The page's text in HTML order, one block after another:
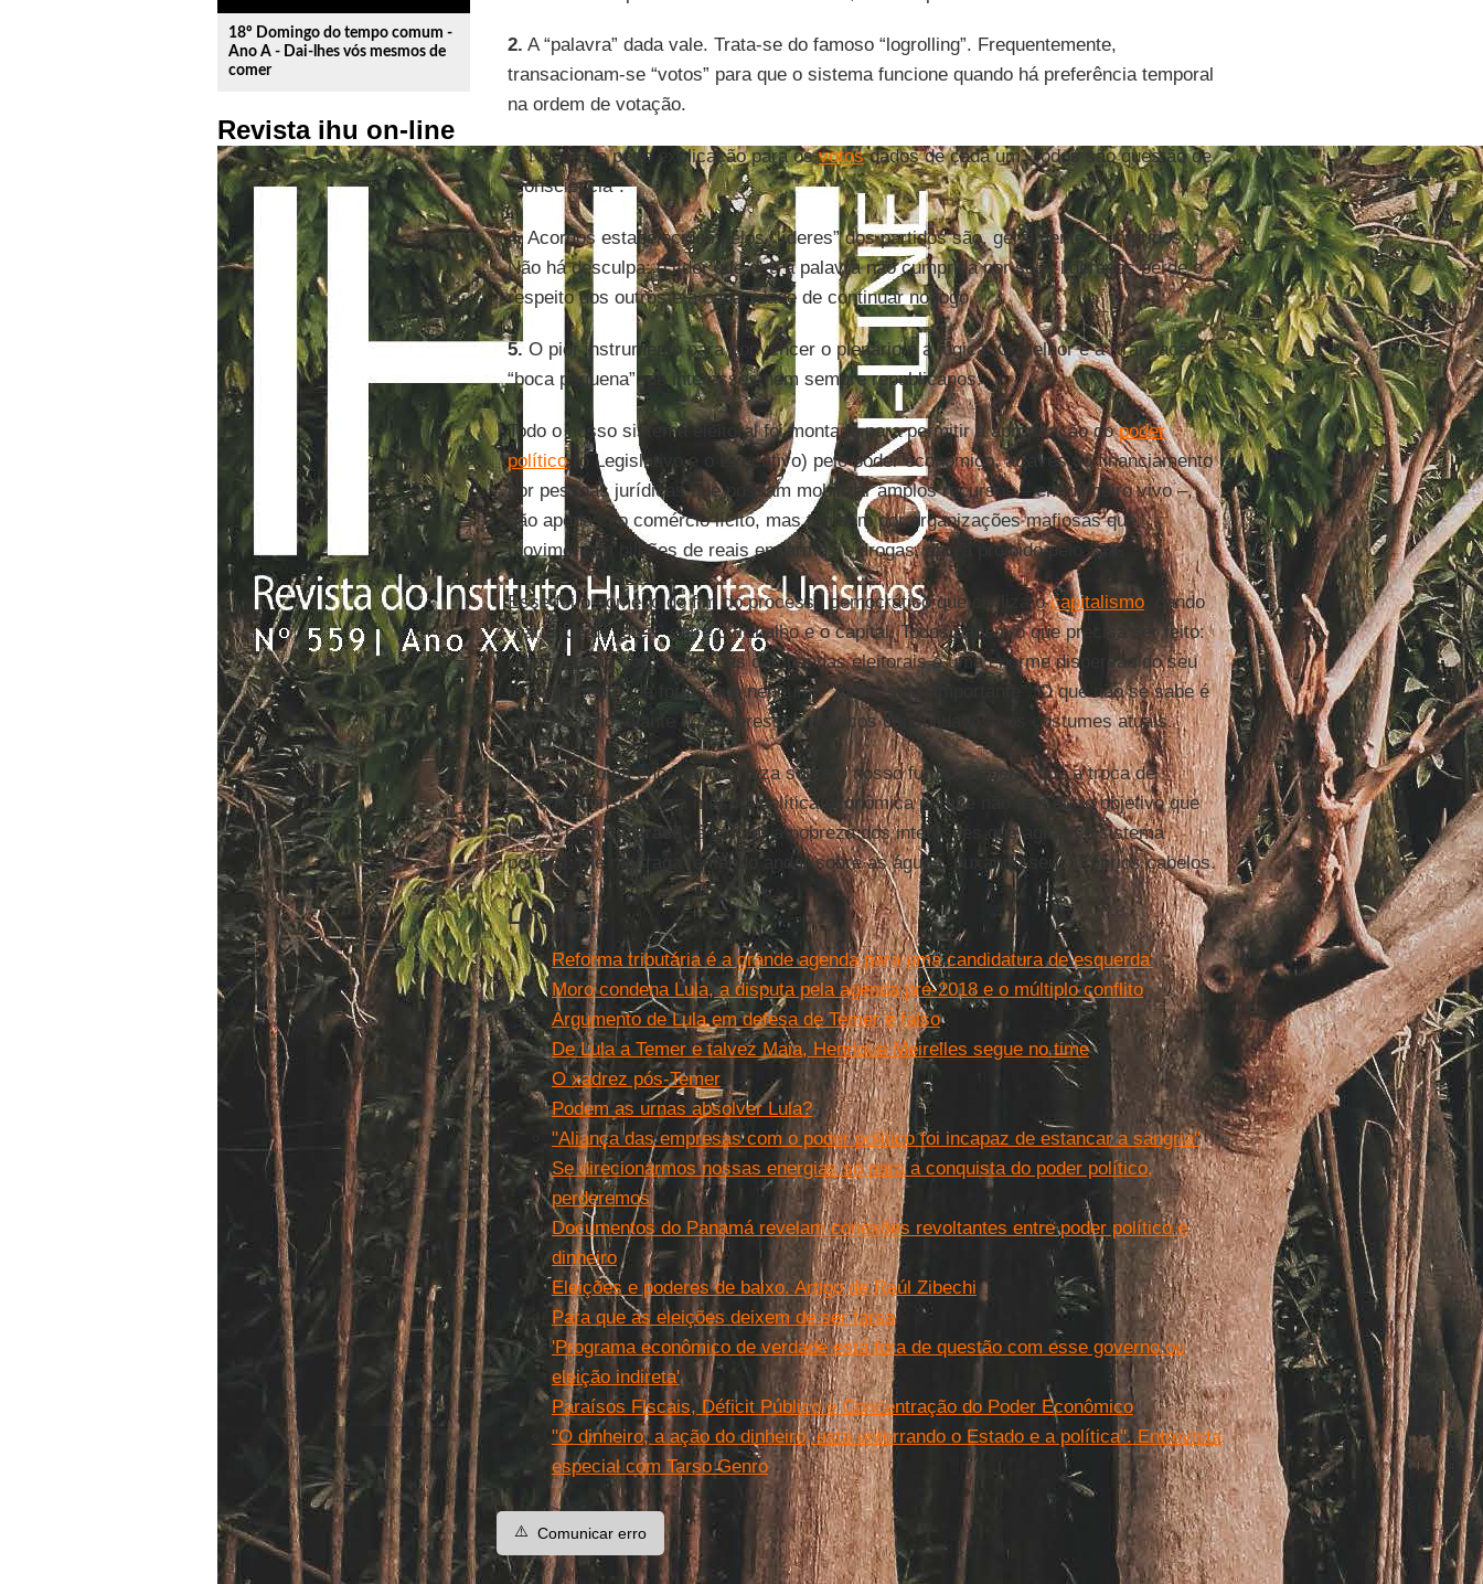
18º Domingo do tempo comum -
Ano A - Dai-lhes vós mesmos de
comer
Revista ihu on-line
2. A “palavra” dada vale. Trata-se do famoso “logrolling”. Frequentemente,
transacionam-se “votos” para que o sistema funcione quando há preferência temporal
na ordem de votação.
3.Nunca se pede explicação para osvotosdados de cada um. Todos são questão de
“consciência”.
4.Acordos estabelecidos pelos “líderes” dos partidos são, geralmente, cumpridos.
Não há desculpa: o líder que deu a palavra não cumprida por seus liderados perde o
respeito dos outros e a capacidade de continuar no jogo.
5.O pior instrumento para convencer o plenário é a lógica. O melhor é a “transação” à
“boca pequena”, de interesses nem sempre republicanos.
Todo o nosso sistema eleitoral foi montado para permitir a apropriação dopoder
político(o Legislativo e o Executivo) pelo poder econômico, através do financiamento
por pessoas jurídicas que possam mobilizar amplos recursos – em dinheiro vivo –,
não apenas no comércio lícito, mas também por organizações mafiosas que
movimentam bilhões de reais em armas e drogas, agora proibido pelo STF.
Esse foi o começo do fim do processo democrático que civiliza ocapitalismo, dando
“paridade de força” entre o trabalho e o capital. Todos sabem o que precisa ser feito:
uma redução dos custos das campanhas eleitorais e uma enorme dispersão do seu
financiamento, de forma que nenhuma “fonte” seja “importante”. O que não se sabe é
como fazê-lo, diante dos interesses políticos consolidados nos costumes atuais.
Paira hoje uma enorme incerteza sobre o nosso futuro. Esperar que a troca de
governo conservará a mesma política econômica porque não tem outro objetivo que
não “o bem doBrasil
” é ignorar a pobreza dos interesses que agitam o sistema
político. Ele naufraga tentando andar sobre as águas, puxando seus próprios cabelos.
Leia mais
Reforma tributária é a grande agenda para uma candidatura de esquerda'
Moro condena Lula, a disputa pela agenda pré-2018 e o múltiplo conflito
Argumento de Lula em defesa de Temer é falso
De Lula a Temer e talvez Maia, Henrique Meirelles segue no time
O xadrez pós-Temer
Podem as urnas absolver Lula?
"Aliança das empresas com o poder político foi incapaz de estancar a sangria"
Se direcionarmos nossas energias só para a conquista do poder político,
perderemos
Documentos do Panamá revelam conexões revoltantes entre poder político e
dinheiro
Eleições e poderes de baixo. Artigo de Raúl Zibechi
Para que as eleições deixem de ser farsa
'Programa econômico de verdade está fora de questão com esse governo ou
eleição indireta'
Paraísos Fiscais, Déficit Público e Concentração do Poder Econômico
"O dinheiro, a ação do dinheiro, está enterrando o Estado e a política". Entrevista
especial com Tarso Genro
⚠️ Comunicar erro